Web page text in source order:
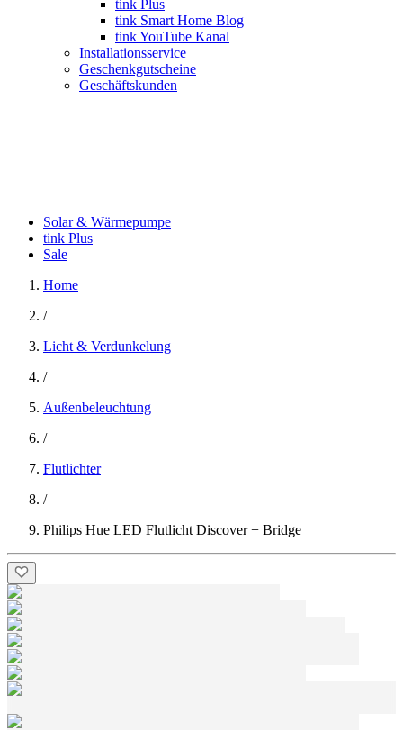
tink Plus
tink Smart Home Blog
tink YouTube Kanal
Installationsservice
Geschenkgutscheine
Geschäftskunden
Solar & Wärmepumpe
tink Plus
Sale
Home
/
Licht & Verdunkelung
/
Außenbeleuchtung
/
Flutlichter
/
Philips Hue LED Flutlicht Discover + Bridge